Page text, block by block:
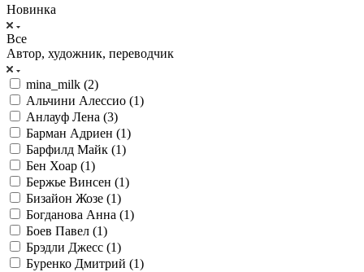
Новинка
Все
Автор, художник, переводчик
mina_milk (2)
Альчини Алессио (1)
Анлауф Лена (3)
Барман Адриен (1)
Барфилд Майк (1)
Бен Хоар (1)
Бержье Винсен (1)
Бизайон Жозе (1)
Богданова Анна (1)
Боев Павел (1)
Брэдли Джесс (1)
Буренко Дмитрий (1)